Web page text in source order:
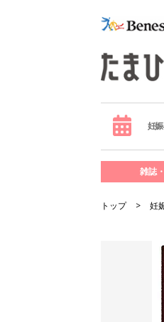
妊
雑誌
トップ 妊